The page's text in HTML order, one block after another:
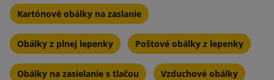
Kartónové obálky na zaslanie
Obálky z plnej lepenky Poštové obálky z lepenky
Obálky na zasielanie s tlačou Vzduchové obálky